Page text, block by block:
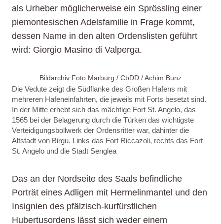
als Urheber möglicherweise ein Sprössling einer
piemontesischen Adelsfamilie in Frage kommt,
dessen Name in den alten Ordenslisten geführt
wird: Giorgio Masino di Valperga.
Bildarchiv Foto Marburg / CbDD / Achim Bunz
Die Vedute zeigt die Südflanke des Großen Hafens mit
mehreren Hafeneinfahrten, die jeweils mit Forts besetzt sind.
In der Mitte erhebt sich das mächtige Fort St. Angelo, das
1565 bei der Belagerung durch die Türken das wichtigste
Verteidigungsbollwerk der Ordensritter war, dahinter die
Altstadt von Birgu. Links das Fort Riccazoli, rechts das Fort
St. Angelo und die Stadt Senglea
Das an der Nordseite des Saals befindliche
Porträt eines Adligen mit Hermelinmantel und den
Insignien des pfälzisch-kurfürstlichen
Hubertusordens lässt sich weder einem